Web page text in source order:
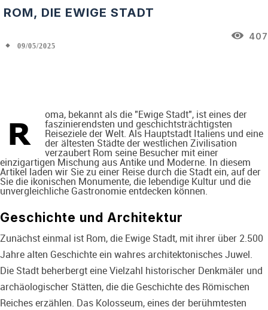
ROM, DIE EWIGE STADT
09/05/2025
407
R
oma, bekannt als die "Ewige Stadt", ist eines der
faszinierendsten und geschichtsträchtigsten
Reiseziele der Welt. Als Hauptstadt Italiens und eine
der ältesten Städte der westlichen Zivilisation
verzaubert Rom seine Besucher mit einer
einzigartigen Mischung aus Antike und Moderne. In diesem
Artikel laden wir Sie zu einer Reise durch die Stadt ein, auf der
Sie die ikonischen Monumente, die lebendige Kultur und die
unvergleichliche Gastronomie entdecken können.
Geschichte und Architektur
Zunächst einmal ist Rom, die Ewige Stadt, mit ihrer über 2.500
Jahre alten Geschichte ein wahres architektonisches Juwel.
Die Stadt beherbergt eine Vielzahl historischer Denkmäler und
archäologischer Stätten, die die Geschichte des Römischen
Reiches erzählen. Das Kolosseum, eines der berühmtesten